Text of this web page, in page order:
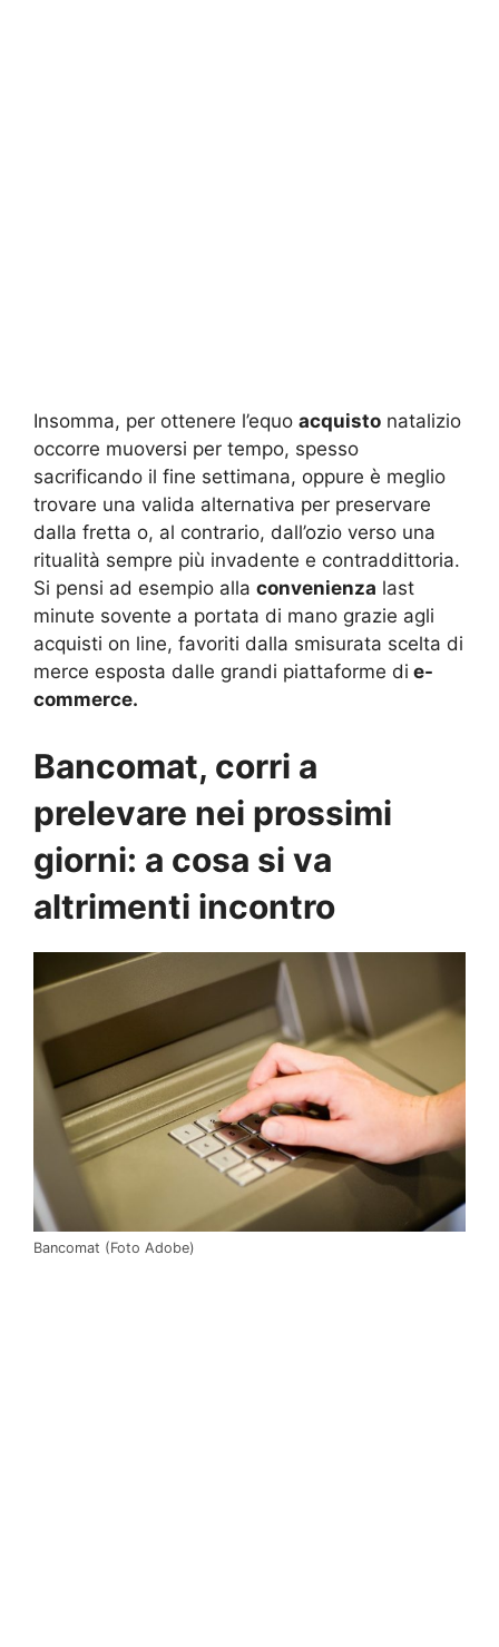
Insomma, per ottenere l’equo acquisto natalizio
occorre muoversi per tempo, spesso
sacrificando il fine settimana, oppure è meglio
trovare una valida alternativa per preservare
dalla fretta o, al contrario, dall’ozio verso una
ritualità sempre più invadente e contraddittoria.
Si pensi ad esempio alla convenienza last
minute sovente a portata di mano grazie agli
acquisti on line, favoriti dalla smisurata scelta di
merce esposta dalle grandi piattaforme di e-
commerce.
Bancomat, corri a
prelevare nei prossimi
giorni: a cosa si va
altrimenti incontro
Bancomat (Foto Adobe)